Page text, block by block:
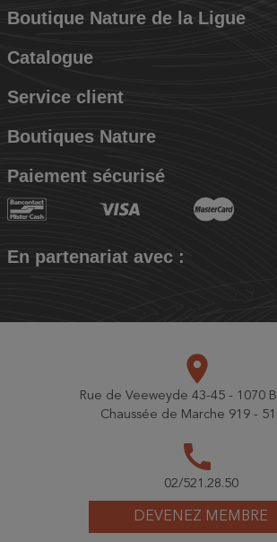
Boutique Nature de la Ligue
Catalogue
Service client
Boutiques Nature
Paiement sécurisé
En partenariat avec :
DEVENEZ MEMBRE
place
Rue de Veeweyde 43-45 - 1070
Chaussée de Marche 919 -
call
02/521.28.50